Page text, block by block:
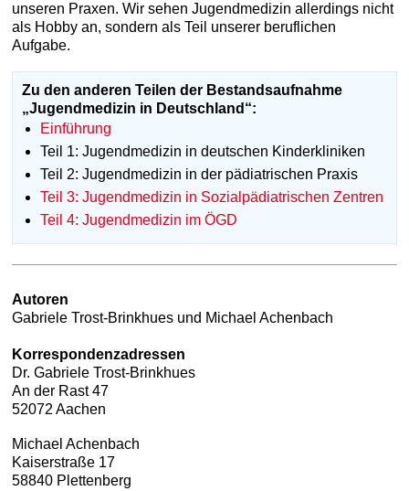
unseren Praxen. Wir sehen Jugendmedizin allerdings nicht
als Hobby an, sondern als Teil unserer beruflichen
Aufgabe.
Zu den anderen Teilen der Bestandsaufnahme
„Jugendmedizin in Deutschland“:
Einführung
Teil 1: Jugendmedizin in deutschen Kinderkliniken
Teil 2: Jugendmedizin in der pädiatrischen Praxis
Teil 3: Jugendmedizin in Sozialpädiatrischen Zentren
Teil 4: Jugendmedizin im ÖGD
Autoren
Gabriele Trost-Brinkhues und Michael Achenbach
Korrespondenzadressen
Dr. Gabriele Trost-Brinkhues
An der Rast 47
52072 Aachen
Michael Achenbach
Kaiserstraße 17
58840 Plettenberg